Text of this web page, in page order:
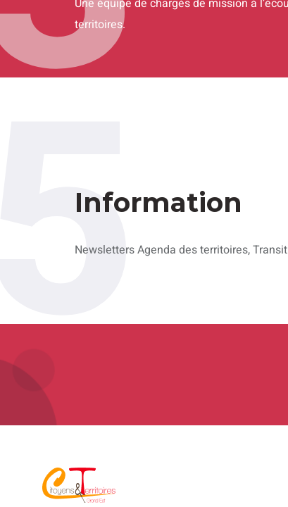
Une équipe de chargés de mission à
territoires.
Information
Newsletters Agenda des territoires,